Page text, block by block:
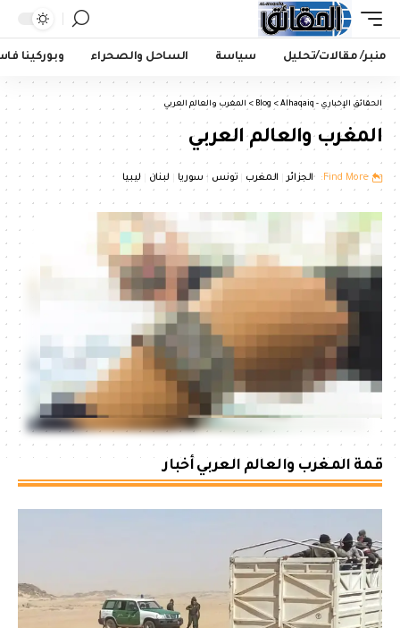
منبر/ مقالات/تحليل سياسة الساحل والصحراء وبوركينا
الحقائق الإخباري - Alhaqaiq >
Blog
> المغرب والعالم العربي
المغرب والعالم العربي
Find More: الجزائر المغرب تونس سوريا لبنان ليبيا
قمة المغرب والعالم العربي أخبار